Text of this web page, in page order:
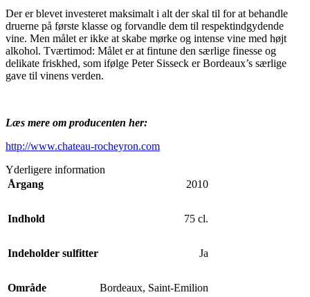
Der er blevet investeret maksimalt i alt der skal til for at behandle
druerne på første klasse og forvandle dem til respektindgydende
vine. Men målet er ikke at skabe mørke og intense vine med højt
alkohol. Tværtimod: Målet er at fintune den særlige finesse og
delikate friskhed, som ifølge Peter Sisseck er Bordeaux’s særlige
gave til vinens verden.
Læs mere om producenten her:
http://www.chateau-rocheyron.com
Yderligere information
Årgang
2010
Indhold 75 cl.
Indeholder sulfitter Ja
Område Bordeaux, Saint-Emilion